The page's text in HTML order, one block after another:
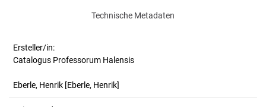
Technische Metadaten
Ersteller/in:
Catalogus Professorum Halensis
Eberle, Henrik [Eberle, Henrik]